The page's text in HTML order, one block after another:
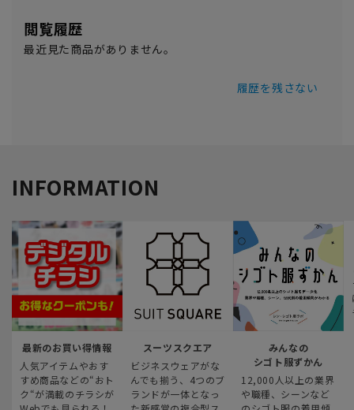
閲覧履歴
最近見た商品がありません。
履歴を残さない
INFORMATION
最新のお買い得情報
人気アイテムやおす
すめ商品などの“おト
ク“が満載のチラシが
スーツスクエア
ビジネスウェアがな
んでも揃う、4つのブ
ランドが一体となっ
みんなの
シゴト服ずかん
12,000人以上の業界
や職種、シーンなど